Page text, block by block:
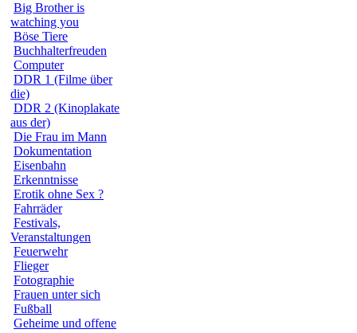
Big Brother is
watching you
Böse Tiere
Buchhalterfreuden
Computer
DDR 1 (Filme über
die)
DDR 2 (Kinoplakate
aus der)
Die Frau im Mann
Dokumentation
Eisenbahn
Erkenntnisse
Erotik ohne Sex ?
Fahrräder
Festivals,
Veranstaltungen
Feuerwehr
Flieger
Fotographie
Frauen unter sich
Fußball
Geheime und offene